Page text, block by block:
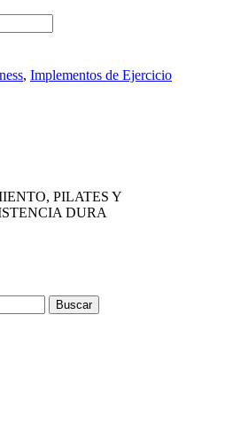
, Implementos de Ejercicio
PILATES Y
DURA